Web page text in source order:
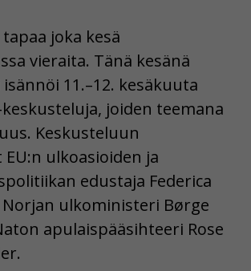
joka kesä
vieraita. Tänä kesänä
11.–12. kesäkuuta
joiden teemana
Keskusteluun
ulkoasioiden ja
edustaja Federica
ulkoministeri Børge
apulaispääsihteeri Rose